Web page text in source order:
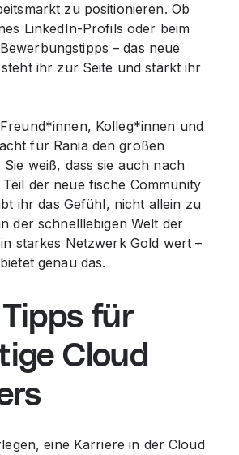
zu positionieren. Ob
LinkedIn-Profils oder beim
– das neue
ihr zur Seite und stärkt ihr
innen, Kolleg*innen und
für Rania den großen
weiß, dass sie auch nach
der neue fische Community
ihr das Gefühl, nicht allein zu
der schnelllebigen Welt der
starkes Netzwerk Gold wert –
genau das.
Tipps für
Cloud
eine Karriere in der Cloud